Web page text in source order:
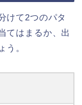
けて2つのパタ
てはまるか、出
う。